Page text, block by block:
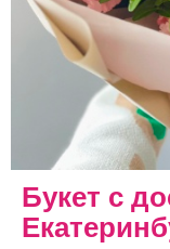
Букет с